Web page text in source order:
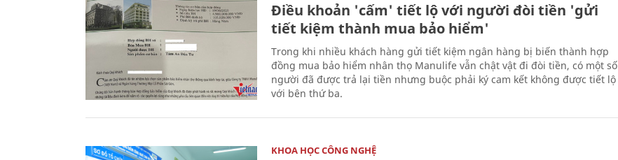
Điều khoản 'cấm' tiết lộ với người đòi tiền 'gửi
tiết kiệm thành mua bảo hiểm'
Trong khi nhiều khách hàng gửi tiết kiệm ngân hàng bị biến thành hợp
đồng mua bảo hiểm nhân thọ Manulife vẫn chật vật đi đòi tiền, có một số
người đã được trả lại tiền nhưng buộc phải ký cam kết không được tiết lộ
với bên thứ ba.
KHOA HỌC CÔNG NGHỆ